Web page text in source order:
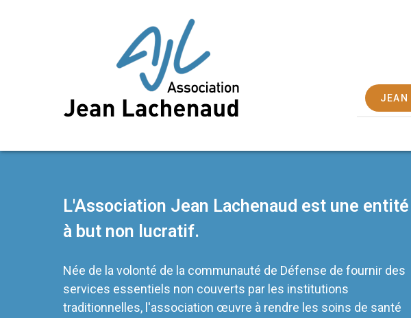
JEAN
L'Association Jean Lachenaud est une entité
à but non lucratif.
Née de la volonté de la communauté de Défense de fournir des
services essentiels non couverts par les institutions
traditionnelles, l'association œuvre à rendre les soins de santé